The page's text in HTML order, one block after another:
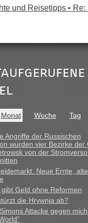
und Reisetipps •
finde man hätte
gemeint ...
immer ...
aber immer
nicht"
und Reisetipps • Re:
dazu schreiben,
nur auf deren
Monat Woche Tag
Angriffe der Russischen
wurden vier Bezirke der
von der
Neue Ernte, alte
gibt Geld ohne Reformen
die Hrywnja ab?
Attacke gegen